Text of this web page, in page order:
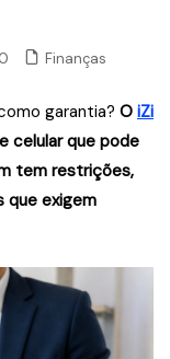
0 Finanças
garantia? O iZi
celular que pode
tem restrições,
que exigem